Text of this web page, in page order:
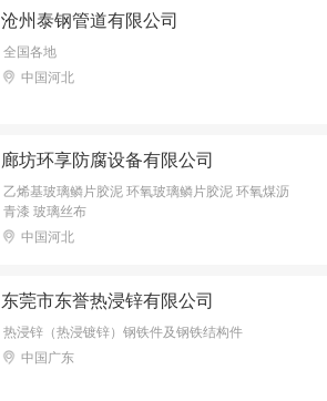
沧州泰钢管道有限公司
全国各地
中国河北
廊坊环享防腐设备有限公司
乙烯基玻璃鳞片胶泥 环氧玻璃鳞片胶泥 环氧煤沥
青漆 玻璃丝布
中国河北
东莞市东誉热浸锌有限公司
热浸锌（热浸镀锌）钢铁件及钢铁结构件
中国广东